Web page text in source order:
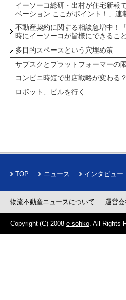
イーソーコ総研・出村が住宅新報
ベーション ここがポイント！」連
不動産契約に関する相談急増中！
時にイーソーコが皆様にできること
多目的スペースという穴埋め策
サブスクとプラットフォーマーの
コンビニ時短で出店戦略が変わる？
ロボット、ビルを行く
TOP ニュース インタビュー
物流不動産ニュースについて 運営会
Copyright (C) 2008 e-sohko . All Rights